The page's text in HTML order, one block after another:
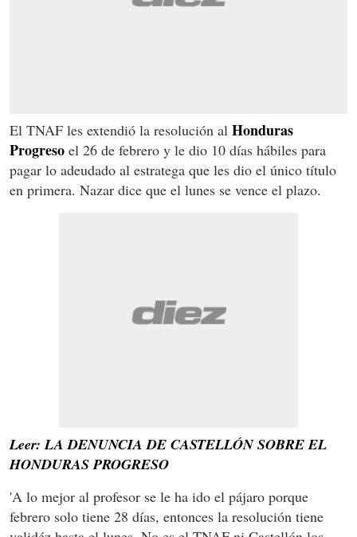
El TNAF les extendió la resolución al Honduras
Progreso el 26 de febrero y le dio 10 días hábiles para
pagar lo adeudado al estratega que les dio el único título
en primera. Nazar dice que el lunes se vence el plazo.
Leer: LA DENUNCIA DE CASTELLÓN SOBRE EL
HONDURAS PROGRESO
'A lo mejor al profesor se le ha ido el pájaro porque
febrero solo tiene 28 días, entonces la resolución tiene